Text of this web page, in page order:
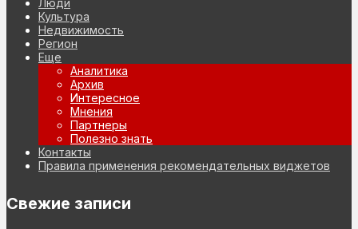
Люди
Культура
Недвижимость
Регион
Еще
Аналитика
Архив
Интересное
Мнения
Партнеры
Полезно знать
Контакты
Правила применения рекомендательных виджетов
Свежие записи